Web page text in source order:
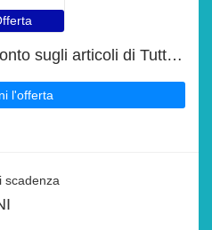
Approfitta del 8% di sconto sugli articoli di TuttoBio
l'offerta
scadenza